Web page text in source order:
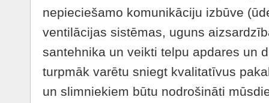
nepieciešamo komunikāciju izbūve
ventilācijas sistēmas, uguns
santehnika un veikti telpu apdares un
turpmāk varētu sniegt kvalitatīvus
un slimniekiem būtu nodrošināti